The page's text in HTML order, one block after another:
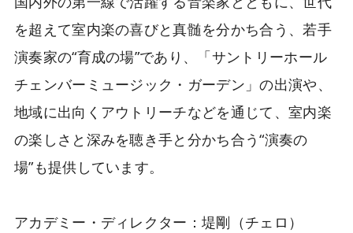
を超えて室内楽の喜びと真髄を分かち合う、若手
演奏家の“育成の場”であり、「サントリーホール
チェンバーミュージック・ガーデン」の出演や、
地域に出向くアウトリーチなどを通じて、室内楽
の楽しさと深みを聴き手と分かち合う“演奏の
場”も提供しています。
アカデミー・ディレクター：堤剛（チェロ）